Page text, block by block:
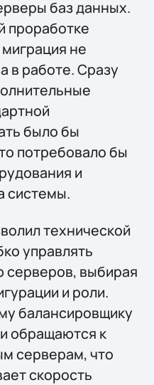
баз данных.
проработке
не
в работе. Сразу
было бы
потребовало бы
и
системы.
технической
управлять
серверов, выбирая
и роли.
балансировщику
обращаются к
серверам, что
скорость